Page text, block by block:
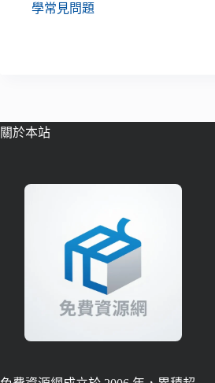
學常見問題
關於本站